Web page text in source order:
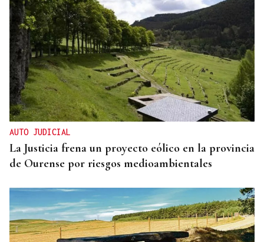
CONATO EXTINGUIDO
Vídeo | Se desata un incendio forestal en una
cantera de Untes
AUTO JUDICIAL
La Justicia frena un proyecto eólico en la provincia
de Ourense por riesgos medioambientales